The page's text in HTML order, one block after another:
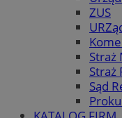
ZUS
Straż
Straż
Sąd